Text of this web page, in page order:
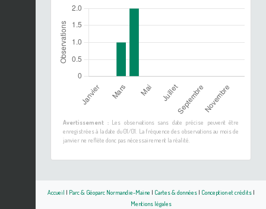
Avertissement :Les observations sans date précise peuvent être
enregistrées à la date du 01/01. La fréquence des observations au mois de
janvier ne reflète donc pas nécessairement la réalité.
Accueil | Parc & Géoparc Normandie-Maine | Cartes & données| Conception et crédits|
Mentions légales